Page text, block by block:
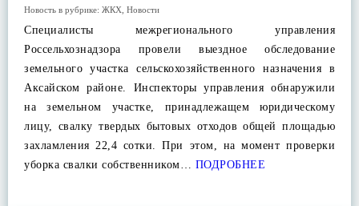
Новость в рубрике: ЖКХ Новости
Специалисты межрегионального управления
Россельхознадзора провели выездное обследование
земельного участка сельскохозяйственного назначения в
Аксайском районе. Инспекторы управления обнаружили
на земельном участке, принадлежащем юридическому
лицу, свалку твердых бытовых отходов общей площадью
захламления 22,4 сотки. При этом, на момент проверки
уборка свалки собственником… ПОДРОБНЕЕ